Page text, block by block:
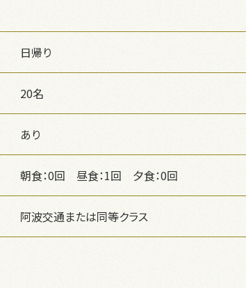
日帰り
20名
あり
朝食：0回 昼食：1回 夕食：0回
阿波交通または同等クラス